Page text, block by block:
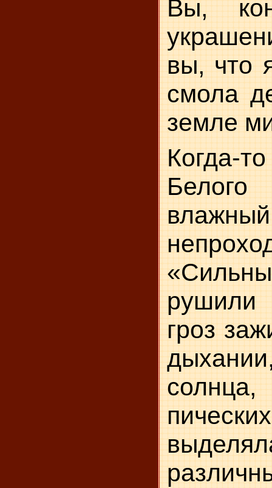
Вы,
вы, что
смола
земле
Когда-
рушили
гроз